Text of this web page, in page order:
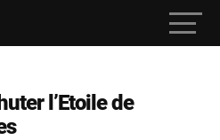
l’Etoile de